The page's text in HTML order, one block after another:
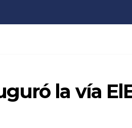
la vía